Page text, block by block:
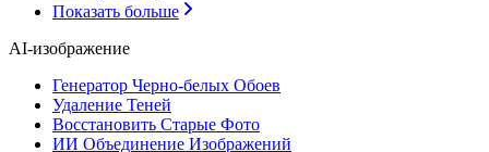
Показать больше
AI-изображение
Генератор Черно-белых Обоев
Удаление Теней
Восстановить Старые Фото
ИИ Объединение Изображений